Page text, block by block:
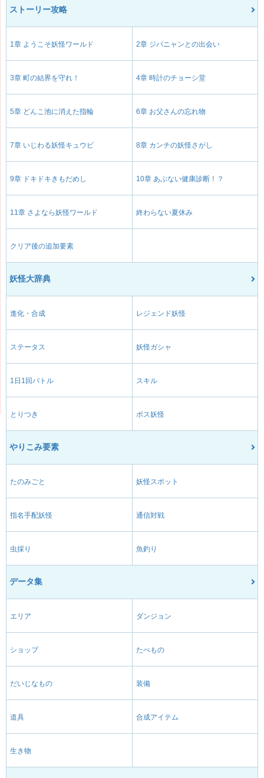
ストーリー攻略
1章 ようこそ妖怪ワールド 2章 ジバニャンとの出会い
3章 町の結界を守れ！ 4章 時計のチョーシ堂
5章 どんこ池に消えた指輪 6章 お父さんの忘れ物
7章 いじわる妖怪キュウビ 8章 カンチの妖怪さがし
9章 ドキドキきもだめし 10章 あぶない健康診断！？
11章 さよなら妖怪ワールド 終わらない夏休み
クリア後の追加要素
妖怪大辞典
進化・合成 レジェンド妖怪
ステータス 妖怪ガシャ
1日1回バトル スキル
とりつき ボス妖怪
やりこみ要素
たのみごと 妖怪スポット
指名手配妖怪 通信対戦
虫採り 魚釣り
データ集
エリア ダンジョン
ショップ たべもの
だいじなもの 装備
道具 合成アイテム
生き物